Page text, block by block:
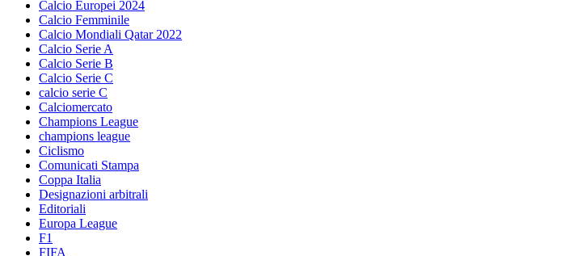
Calcio Europei 2024
Calcio Femminile
Calcio Mondiali Qatar 2022
Calcio Serie A
Calcio Serie B
Calcio Serie C
calcio serie C
Calciomercato
Champions League
champions league
Ciclismo
Comunicati Stampa
Coppa Italia
Designazioni arbitrali
Editoriali
Europa League
F1
FIFA